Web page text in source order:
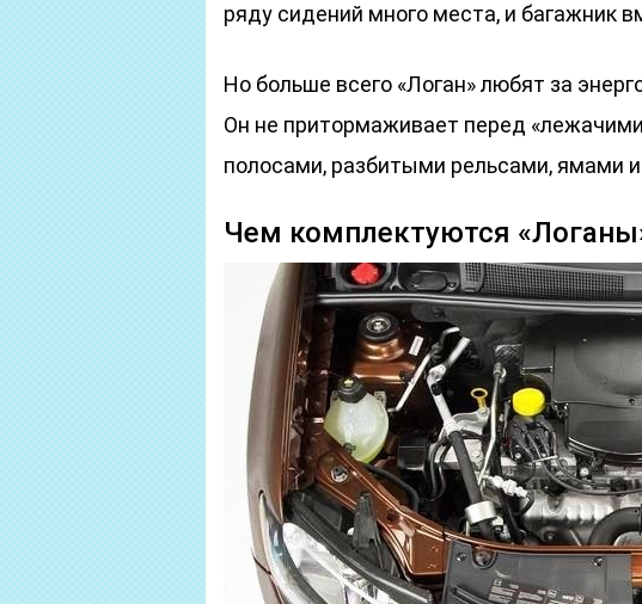
ряду сидений много места, и багажник
Но больше всего «Логан» любят за
Он не притормаживает перед
полосами, разбитыми рельсами, ямами
Чем комплектуются